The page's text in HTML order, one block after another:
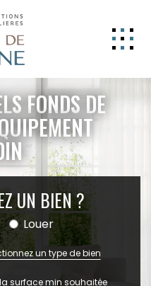
FONDS DE
UN BIEN ?
Louer
un type de bien